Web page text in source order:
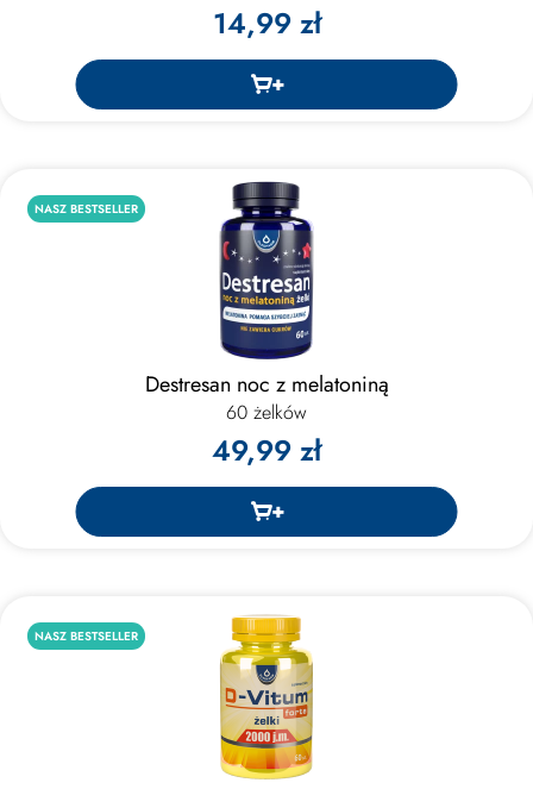
14,99 zł
NASZ BESTSELLER
Destresan noc z melatoniną
60 żelków
49,99 zł
NASZ BESTSELLER